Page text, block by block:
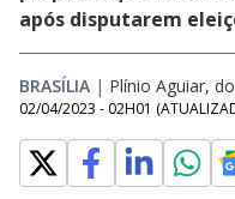
após disputarem
BRASÍLIA | Plínio Aguiar,
02/04/2023 - 02H01